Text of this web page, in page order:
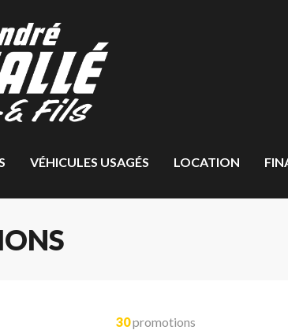
VÉHICULES USAGÉS LOCATION
30promotions